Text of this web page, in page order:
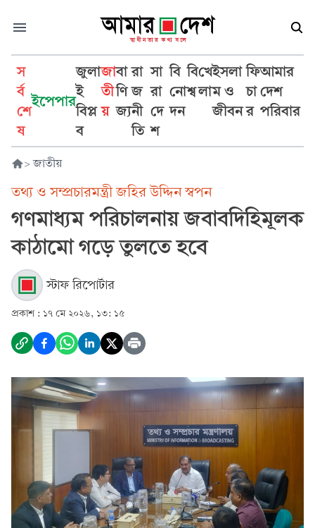
স
র্ব
শে
ষ
ইপেপার
জুলা
ই
বিপ্ল
ব
জা
তী
য়
বা
ণি
জ্য
রা
জ
নী
তি
সা
রা
দে
শ
বি
নো
দন
বি
শ্ব
খে
লা
ইসলা
ম ও
জীবন
ফি
চা
র
আমার
দেশ
পরিবার
> জাতীয়
তথ্য ও সম্প্রচারমন্ত্রী জহির উদ্দিন স্বপন
গণমাধ্যম পরিচালনায় জবাবদিহিমূলক
কাঠামো গড়ে তুলতে হবে
স্টাফ রিপোর্টার
প্রকাশ : ১৭ মে ২০২৬, ১৩: ১৫